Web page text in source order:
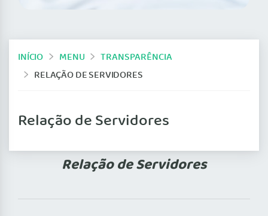
INÍCIO MENU
TRANSPARÊNCIA
RELAÇÃO DE SERVIDORES
Relação de Servidores
Relação de Servidores